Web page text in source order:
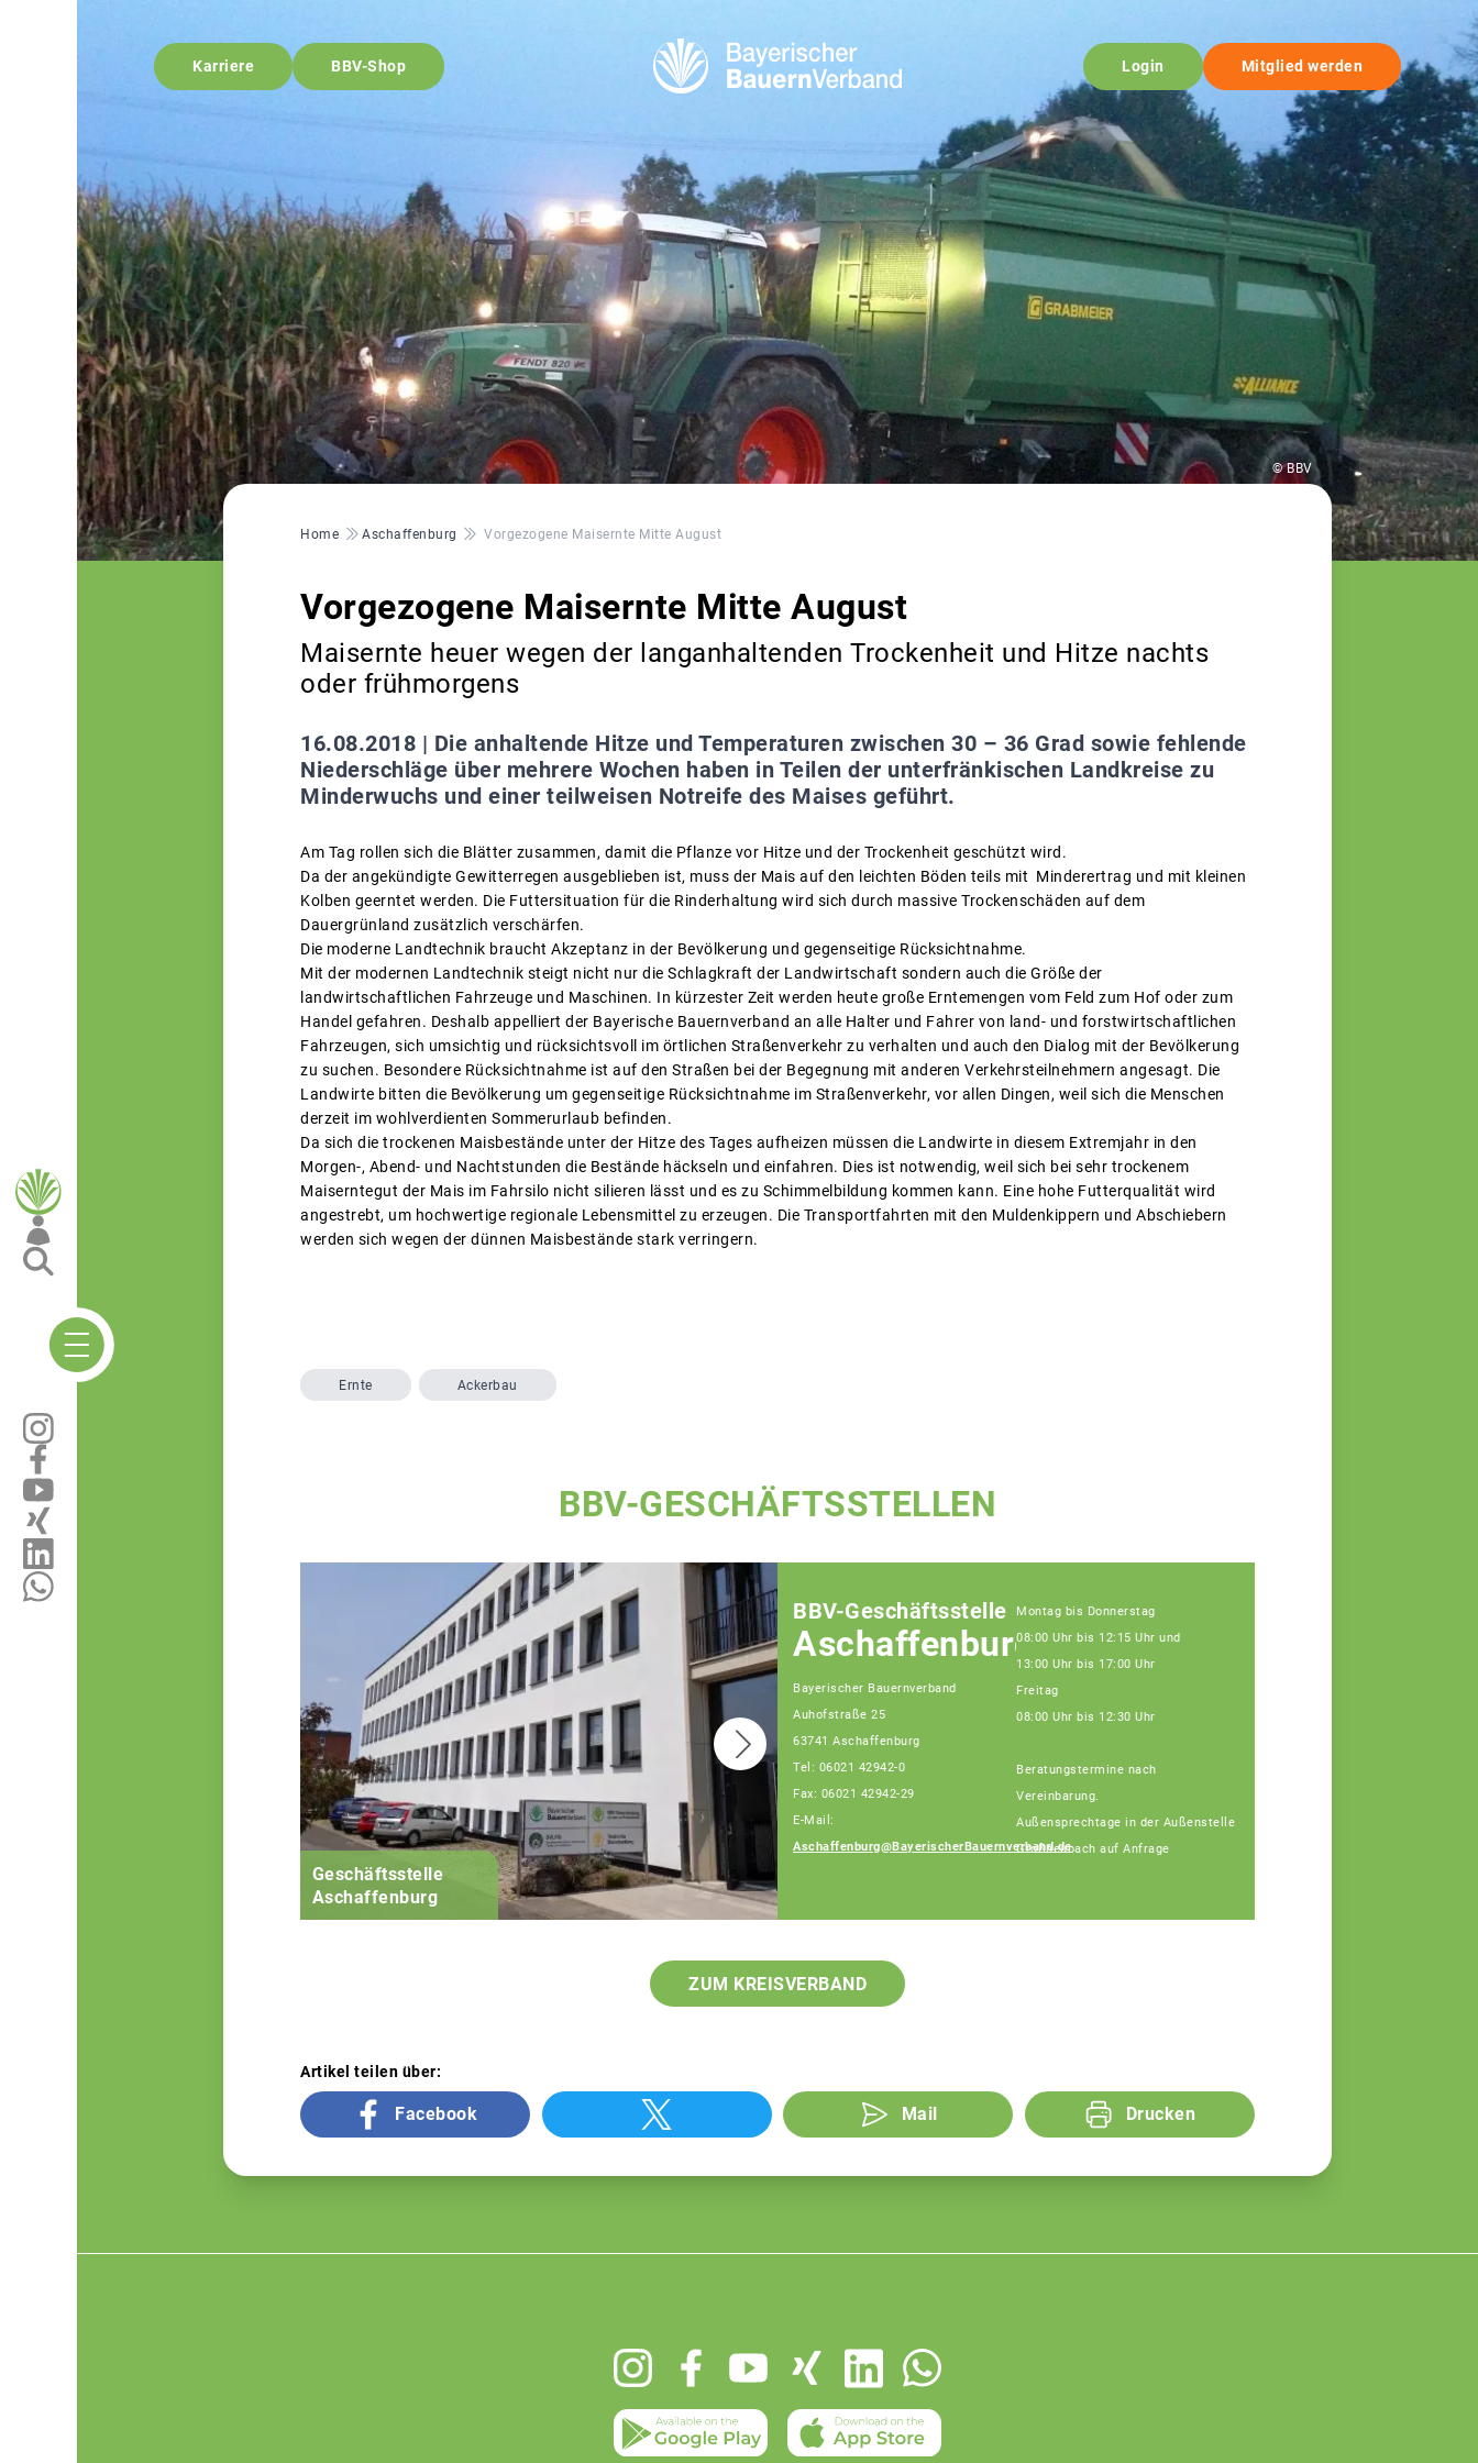
Karriere BBV-Shop Login Mitglied werden
© BBV
Pfadnavigation
Home Aschaffenburg Vorgezogene Maisernte Mitte August
Vorgezogene Maisernte Mitte August
Maisernte heuer wegen der langanhaltenden Trockenheit und Hitze nachts
oder frühmorgens
16.08.2018 | Die anhaltende Hitze und Temperaturen zwischen 30 – 36 Grad sowie fehlende
Niederschläge über mehrere Wochen haben in Teilen der unterfränkischen Landkreise zu
Minderwuchs und einer teilweisen Notreife des Maises geführt.
Am Tag rollen sich die Blätter zusammen, damit die Pflanze vor Hitze und der Trockenheit geschützt wird.
Da der angekündigte Gewitterregen ausgeblieben ist, muss der Mais auf den leichten Böden teils mit Minderertrag und mit kleinen
Kolben geerntet werden. Die Futtersituation für die Rinderhaltung wird sich durch massive Trockenschäden auf dem
Dauergrünland zusätzlich verschärfen.
Die moderne Landtechnik braucht Akzeptanz in der Bevölkerung und gegenseitige Rücksichtnahme.
Mit der modernen Landtechnik steigt nicht nur die Schlagkraft der Landwirtschaft sondern auch die Größe der
landwirtschaftlichen Fahrzeuge und Maschinen. In kürzester Zeit werden heute große Erntemengen vom Feld zum Hof oder zum
Handel gefahren. Deshalb appelliert der Bayerische Bauernverband an alle Halter und Fahrer von land- und forstwirtschaftlichen
Fahrzeugen, sich umsichtig und rücksichtsvoll im örtlichen Straßenverkehr zu verhalten und auch den Dialog mit der Bevölkerung
zu suchen. Besondere Rücksichtnahme ist auf den Straßen bei der Begegnung mit anderen Verkehrsteilnehmern angesagt. Die
Landwirte bitten die Bevölkerung um gegenseitige Rücksichtnahme im Straßenverkehr, vor allen Dingen, weil sich die Menschen
derzeit im wohlverdienten Sommerurlaub befinden.
Da sich die trockenen Maisbestände unter der Hitze des Tages aufheizen müssen die Landwirte in diesem Extremjahr in den
Morgen-, Abend- und Nachtstunden die Bestände häckseln und einfahren. Dies ist notwendig, weil sich bei sehr trockenem
Maiserntegut der Mais im Fahrsilo nicht silieren lässt und es zu Schimmelbildung kommen kann. Eine hohe Futterqualität wird
angestrebt, um hochwertige regionale Lebensmittel zu erzeugen. Die Transportfahrten mit den Muldenkippern und Abschiebern
werden sich wegen der dünnen Maisbestände stark verringern.
Ernte Ackerbau
BBV-GESCHÄFTSSTELLEN
Geschäftsstelle
Aschaffenburg
BBV-Geschäftsstelle
Aschaffenburg
Bayerischer Bauernverband
Auhofstraße 25
63741 Aschaffenburg
Tel: 06021 42942-0
Fax: 06021 42942-29
E-Mail:
Aschaffenburg@BayerischerBauernverband.de
Montag bis Donnerstag
08:00 Uhr bis 12:15 Uhr und
13:00 Uhr bis 17:00 Uhr
Freitag
08:00 Uhr bis 12:30 Uhr
Beratungstermine nach
Vereinbarung.
Außensprechtage in der Außenstelle
Großheubach auf Anfrage
ZUM KREISVERBAND
Artikel teilen über:
Facebook Mail Drucken